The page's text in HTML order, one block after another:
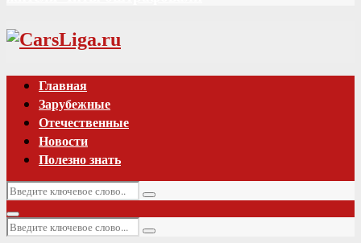
Vk
Главная
Зарубежные
Отечественные
Новости
Полезно знать
Искать:
Поиск
Основное
меню
Искать:
Поиск